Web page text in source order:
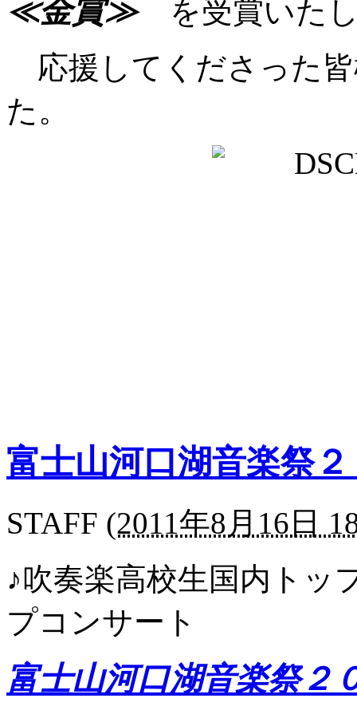
≪金賞≫
を受賞いた
応援してくださった
た。
富士山河口湖音楽祭
STAFF (2011年8月16日
♪吹奏楽高校生国内トッ
プコンサート
富士山河口湖音楽祭２